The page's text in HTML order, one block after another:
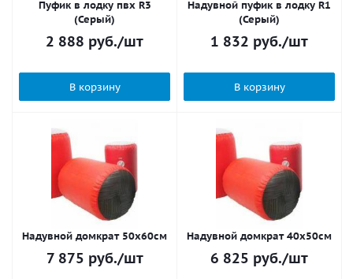
Пуфик в лодку пвх R3
(Серый)
2 888 руб./шт
В корзину
Надувной пуфик в лодку R1
(Серый)
1 832 руб./шт
В корзину
Надувной домкрат 50х60см
7 875 руб./шт
Надувной домкрат 40х50см
6 825 руб./шт